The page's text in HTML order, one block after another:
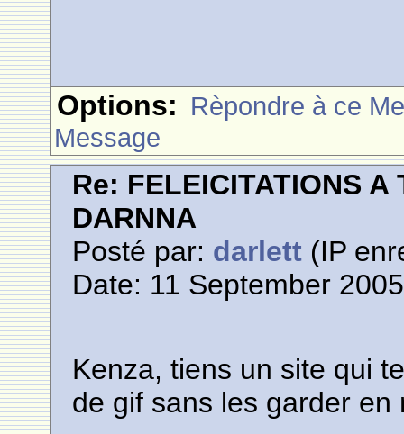
Options: Rèpondre à ce
Message
Re: FELEICITATIONS A
DARNNA
Posté par: darlett (IP
Date: 11 September
Kenza, tiens un site qui
de gif sans les garder